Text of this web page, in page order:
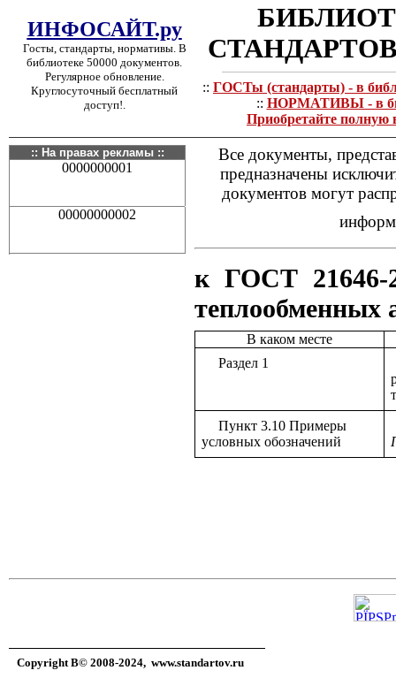
ИНФОСАЙТ.ру
Госты, стандарты, нормативы. В
библиотеке 50000 документов.
Регулярное обновление.
Круглосуточный бесплатный
доступ!.
:: ГОСТы (стандарты) - в
:: НОРМАТИВЫ - в
Приобретайте полную
:: На правах рекламы ::
0000000001
00000000002
Все документы,
предназначены
документов могут
к ГОСТ 21646-
теплообменных
В каком месте
Раздел 1
Пункт 3.10 Примеры
условных обозначений
Copyright В© 2008-2024, www.standartov.ru